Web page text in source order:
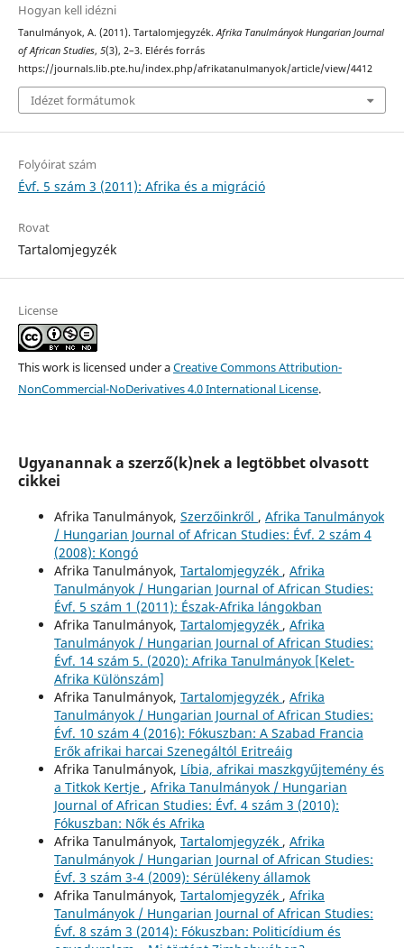
Hogyan kell idézni
Tanulmányok, A. (2011). Tartalomjegyzék.Afrika Tanulmányok Hungarian Journal
of African Studies, 5(3), 2–3. Elérés forrás
https://journals.lib.pte.hu/index.php/afrikatanulmanyok/article/view/4412
Idézet formátumok
Folyóirat szám
Évf. 5 szám 3 (2011): Afrika és a migráció
Rovat
Tartalomjegyzék
License
This work is licensed under aCreative Commons Attribution-
NonCommercial-NoDerivatives 4.0 International License.
Ugyanannak a szerző(k)nek a legtöbbet olvasott
cikkei
Afrika Tanulmányok, Szerzőinkről , Afrika Tanulmányok
/ Hungarian Journal of African Studies: Évf. 2 szám 4
(2008): Kongó
Afrika Tanulmányok, Tartalomjegyzék , Afrika
Tanulmányok / Hungarian Journal of African Studies:
Évf. 5 szám 1 (2011): Észak-Afrika lángokban
Afrika Tanulmányok, Tartalomjegyzék , Afrika
Tanulmányok / Hungarian Journal of African Studies:
Évf. 14 szám 5. (2020): Afrika Tanulmányok [Kelet-
Afrika Különszám]
Afrika Tanulmányok, Tartalomjegyzék , Afrika
Tanulmányok / Hungarian Journal of African Studies:
Évf. 10 szám 4 (2016): Fókuszban: A Szabad Francia
Erők afrikai harcai Szenegáltól Eritreáig
Afrika Tanulmányok, Líbia, afrikai maszkgyűjtemény és
a Titkok Kertje , Afrika Tanulmányok / Hungarian
Journal of African Studies: Évf. 4 szám 3 (2010):
Fókuszban: Nők és Afrika
Afrika Tanulmányok, Tartalomjegyzék , Afrika
Tanulmányok / Hungarian Journal of African Studies:
Évf. 3 szám 3-4 (2009): Sérülékeny államok
Afrika Tanulmányok, Tartalomjegyzék , Afrika
Tanulmányok / Hungarian Journal of African Studies:
Évf. 8 szám 3 (2014): Fókuszban: Politicídium és